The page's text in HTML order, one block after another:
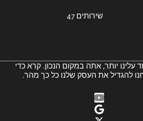
שירותים 47
יותר, אתה במקום הנכון. קרא כדי
להגדיל את העסק שלנו כל כך מהר.